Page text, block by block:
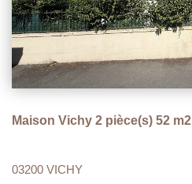
Maison Vichy 2 pièce(s) 52 m2
03200 VICHY